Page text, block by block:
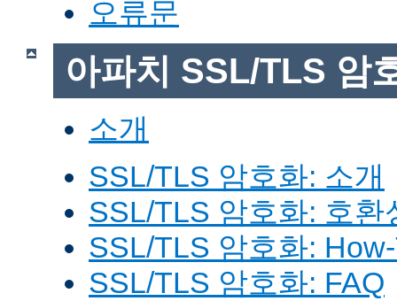
오류문
아파치 SSL/TLS 암
소개
SSL/TLS 암호화: 소개
SSL/TLS 암호화: 호환
SSL/TLS 암호화:
SSL/TLS 암호화: FAQ